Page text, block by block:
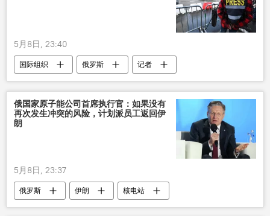
5月8日, 23:40
国际组织 俄罗斯 记者
俄国家原子能公司首席执行官：如果没有
再次发生冲突的风险，计划派员工返回伊
朗
5月8日, 23:37
俄罗斯 伊朗 核电站